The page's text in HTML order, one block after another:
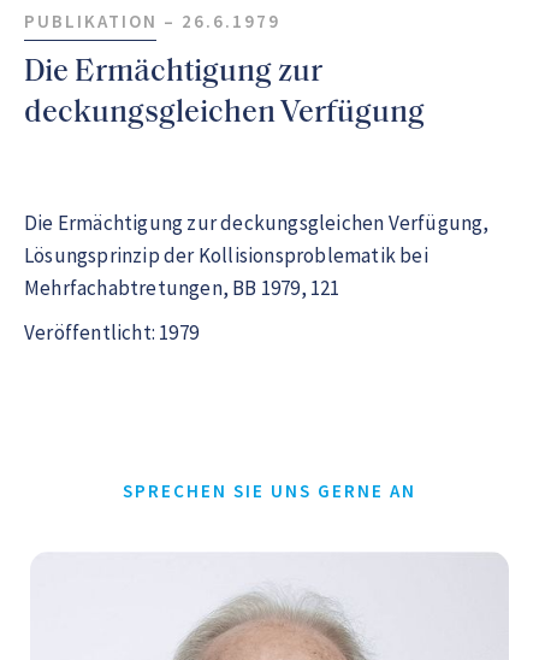
PUBLIKATION – 26.6.1979
Die Ermächtigung zur
deckungsgleichen Verfügung
Die Ermächtigung zur deckungsgleichen Verfügung,
Lösungsprinzip der Kollisionsproblematik bei
Mehrfachabtretungen, BB 1979, 121
Veröffentlicht: 1979
SPRECHEN SIE UNS GERNE AN